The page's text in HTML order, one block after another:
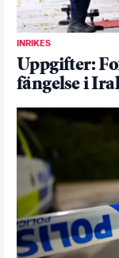
INRIKES
Uppgifter:
fängelse i